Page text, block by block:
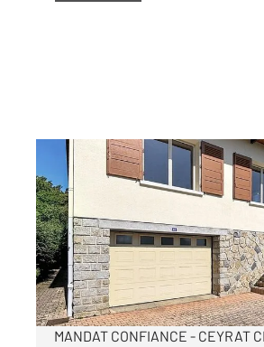
CEYRAT 63
167,78 m
2, 7 pièces
Ref : 25401
Maison à vendre
449 900 €
Visiter le site dédié
MANDAT CONFIANCE - CEYRAT